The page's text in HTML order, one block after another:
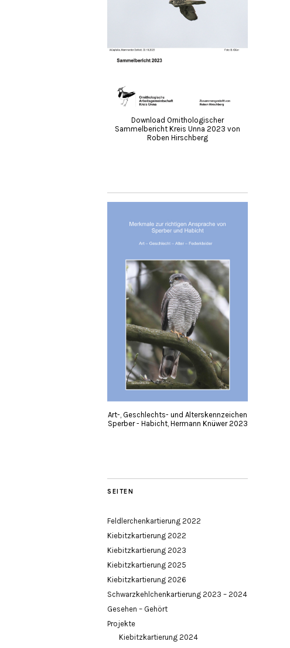
Download Ornithologischer
Sammelbericht Kreis Unna 2023 von
Roben Hirschberg
Art-, Geschlechts- und Alterskennzeichen
Sperber - Habicht, Hermann Knüwer 2023
SEITEN
Feldlerchenkartierung 2022
Kiebitzkartierung 2022
Kiebitzkartierung 2023
Kiebitzkartierung 2025
Kiebitzkartierung 2026
Schwarzkehlchenkartierung 2023 – 2024
Gesehen – Gehört
Projekte
Kiebitzkartierung 2024